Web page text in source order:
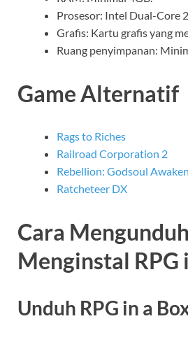
Prosesor: Intel Dual-Core
Grafis: Kartu grafis yang
Ruang penyimpanan:
Game Alternatif
Rags to Riches
Railroad Corporation 2
Rebellion: Godsoul
Ratcheteer DX
Cara
Menginstal RPG
Unduh RPG in a